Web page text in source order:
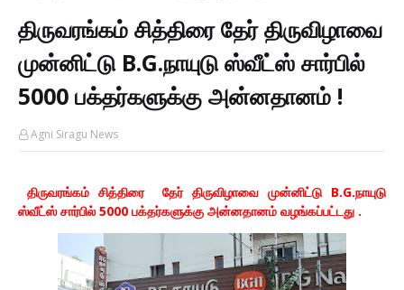
திருவரங்கம் சித்திரை தேர் திருவிழாவை
முன்னிட்டு B.G.நாயுடு ஸ்வீட்ஸ் சார்பில்
5000 பக்தர்களுக்கு அன்னதானம் !
Agni Siragu News
திருவரங்கம் சித்திரை தேர் திருவிழாவை முன்னிட்டு B.G.நாயுடு
ஸ்வீட்ஸ் சார்பில் 5000 பக்தர்களுக்கு அன்னதானம் வழங்கப்பட்டது .